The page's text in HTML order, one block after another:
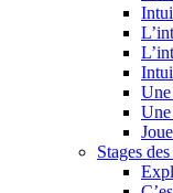
Stages